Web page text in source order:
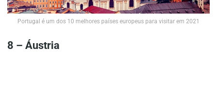
Portugal é um dos 10 melhores países europeus para visitar em 2021
8 – Áustria